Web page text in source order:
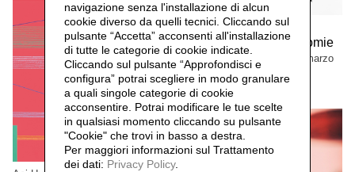
Manuela Bieri
Manuela Bieri. Tassonomie
dal 9 novembre 2025 al 22 marzo
2026
MOSTRE
navigazione senza l'installazione di alcun
cookie diverso da quelli tecnici. Cliccando sul
pulsante “Accetta” acconsenti all'installazione
di tutte le categorie di cookie indicate.
Cliccando sul pulsante “Approfondisci e
configura” potrai scegliere in modo granulare
a quali singole categorie di cookie
acconsentire. Potrai modificare le tue scelte
in qualsiasi momento cliccando su pulsante
"Cookie" che trovi in basso a destra.
Per maggiori informazioni sul Trattamento
dei dati: Privacy Policy.